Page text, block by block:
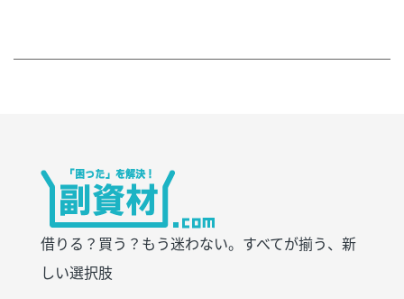
借りる？買う？もう迷わない。すべてが揃う、新
しい選択肢